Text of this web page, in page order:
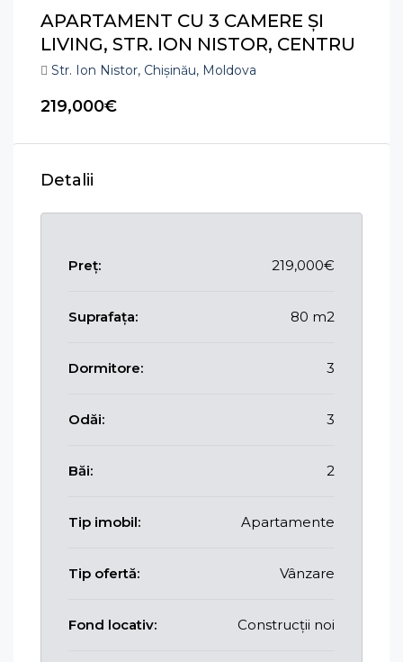
APARTAMENT CU 3 CAMERE ȘI
LIVING, STR. ION NISTOR, CENTRU
Str. Ion Nistor, Chișinău, Moldova
219,000€
Detalii
Preț: 219,000€
Suprafața: 80 m2
Dormitore: 3
Odăi: 3
Băi: 2
Tip imobil: Apartamente
Tip ofertă: Vânzare
Fond locativ: Construcții noi